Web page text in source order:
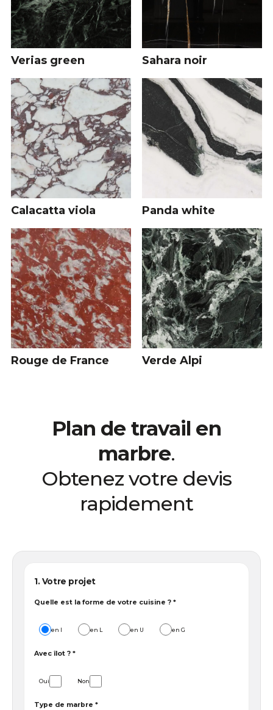
Verias green Sahara noir
Calacatta viola Panda white
Rouge de France Verde Alpi
Plan de travail en
marbre.
Obtenez votre devis
rapidement
1. Votre projet
Quelle est la forme de votre cuisine ? *
en I en L en U en G
Avec îlot ? *
Oui Non
Type de marbre *